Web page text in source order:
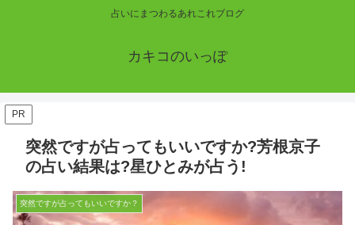
占いにまつわるあれこれブログ
カキコのいっぽ
PR
突然ですが占ってもいいですか?芳根京子
の占い結果は?星ひとみが占う!
突然ですが占ってもいいですか？